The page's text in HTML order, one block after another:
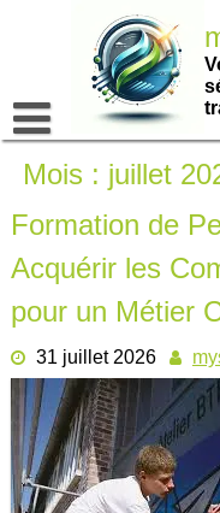
Mois : juillet
Formation de
Acquérir les
pour un Métier
31 juillet 2026